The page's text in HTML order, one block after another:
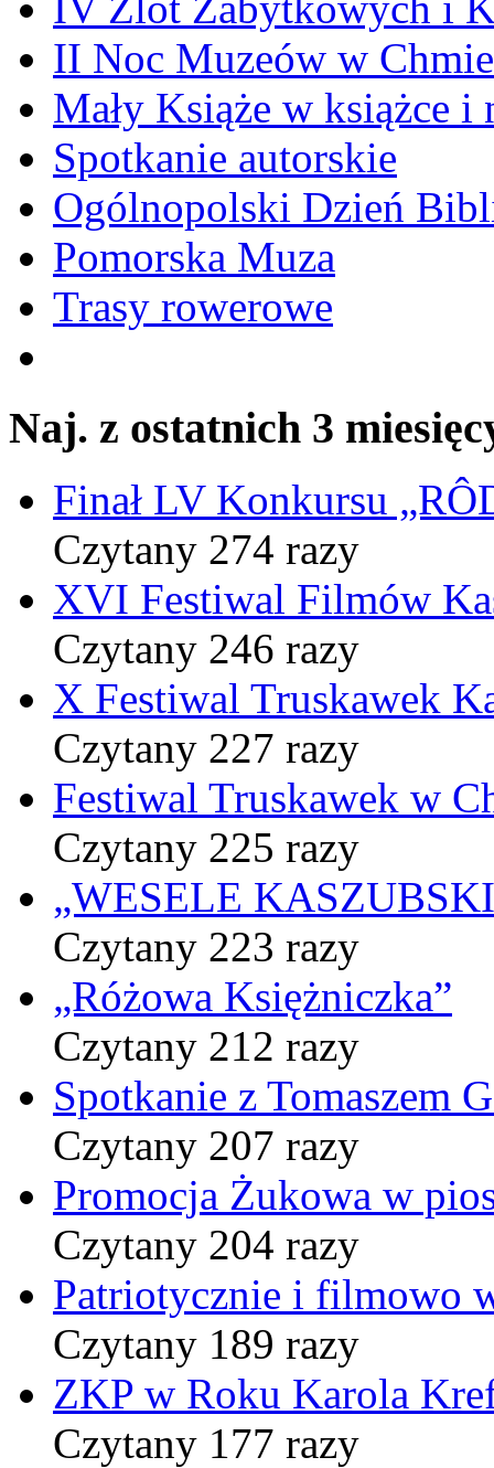
II Noc Muzeów w
Mały Książe w książce i
Spotkanie autorskie
Ogólnopolski Dzień
Pomorska Muza
Trasy rowerowe
Naj. z ostatnich 3
Finał LV Konkursu
Czytany 274 razy
XVI Festiwal Filmów
Czytany 246 razy
X Festiwal Truskawek
Czytany 227 razy
Festiwal Truskawek w
Czytany 225 razy
„WESELE
Czytany 223 razy
„Różowa Księżniczka”
Czytany 212 razy
Spotkanie z Tomaszem
Czytany 207 razy
Promocja Żukowa w
Czytany 204 razy
Patriotycznie i filmowo
Czytany 189 razy
ZKP w Roku Karola
Czytany 177 razy